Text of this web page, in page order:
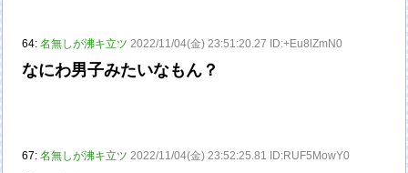
64:名無しが沸キ立ツ 2022/11/04(金) 23:51:20.27 ID:+Eu8lZmN0
なにわ男子みたいなもん？
67:名無しが沸キ立ツ 2022/11/04(金) 23:52:25.81 ID:RUF5MowY0